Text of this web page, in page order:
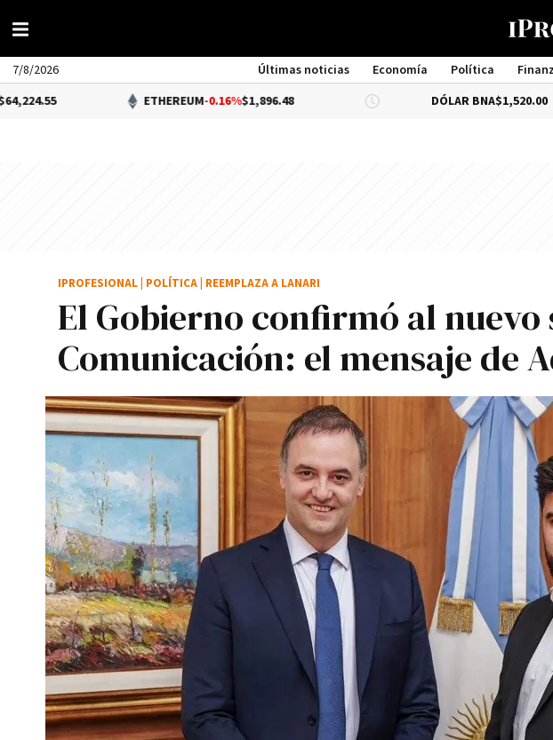
7/8/2026 Últimas noticias Economía Política
ETHEREUM-0.16%$1,896.48 DÓLAR BNA$1,520.00
El Gobierno confirmó al nuevo
Comunicación: el mensaje de
IPROFESIONAL POLÍTICA REEMPLAZA A LANARI